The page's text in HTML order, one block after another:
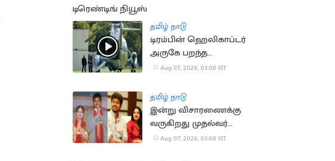
டிரெண்டிங் நியூஸ்
தமிழ் நாடு
டிரம்பின் ஹெலிகாப்டர்
அருகே பறந்த
பயணிகள் விமானம்
Aug 07, 2026, 03:08 IST
தமிழ் நாடு
இன்று விசாரணைக்கு
வருகிறது முதல்வர்
விஜய் விவாகரத்து
Aug 07, 2026, 03:08 IST